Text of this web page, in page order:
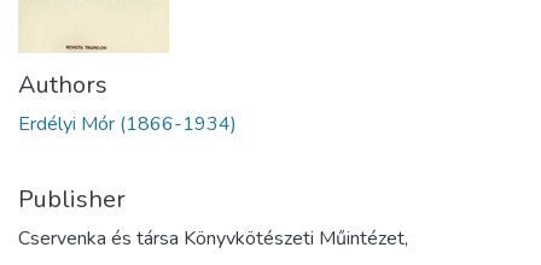
Authors
Erdélyi Mór (1866-1934)
Publisher
Cservenka és társa Könyvkötészeti Műintézet,